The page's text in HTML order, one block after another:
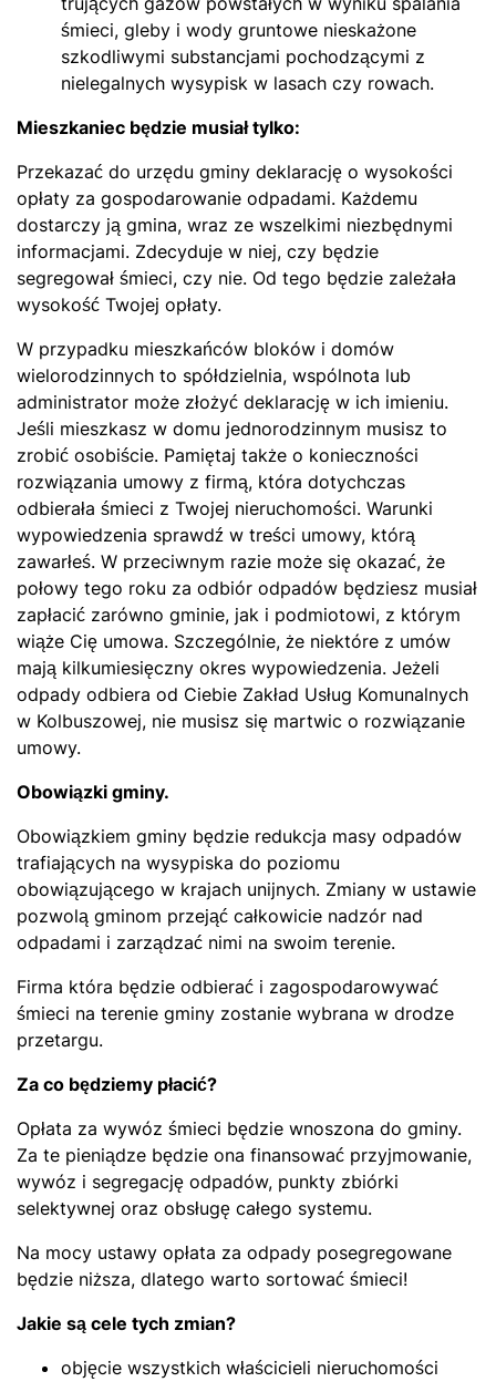
śmieci, gleby i wody gruntowe nieskażone
szkodliwymi substancjami pochodzącymi z
nielegalnych wysypisk w lasach czy rowach.
Mieszkaniec będzie musiał tylko:
Przekazać do urzędu gminy deklarację o wysokości
opłaty za gospodarowanie odpadami. Każdemu
dostarczy ją gmina, wraz ze wszelkimi niezbędnymi
informacjami. Zdecyduje w niej, czy będzie
segregował śmieci, czy nie. Od tego będzie zależała
wysokość Twojej opłaty.
W przypadku mieszkańców bloków i domów
wielorodzinnych to spółdzielnia, wspólnota lub
administrator może złożyć deklarację w ich imieniu.
Jeśli mieszkasz w domu jednorodzinnym musisz to
zrobić osobiście. Pamiętaj także o konieczności
rozwiązania umowy z firmą, która dotychczas
odbierała śmieci z Twojej nieruchomości. Warunki
wypowiedzenia sprawdź w treści umowy, którą
zawarłeś. W przeciwnym razie może się okazać, że
połowy tego roku za odbiór odpadów będziesz musiał
zapłacić zarówno gminie, jak i podmiotowi, z którym
wiąże Cię umowa. Szczególnie, że niektóre z umów
mają kilkumiesięczny okres wypowiedzenia. Jeżeli
odpady odbiera od Ciebie Zakład Usług Komunalnych
w Kolbuszowej, nie musisz się martwic o rozwiązanie
umowy.
Obowiązki gminy.
Obowiązkiem gminy będzie redukcja masy odpadów
trafiających na wysypiska do poziomu
obowiązującego w krajach unijnych. Zmiany w ustawie
pozwolą gminom przejąć całkowicie nadzór nad
odpadami i zarządzać nimi na swoim terenie.
Firma która będzie odbierać i zagospodarowywać
śmieci na terenie gminy zostanie wybrana w drodze
przetargu.
Za co będziemy płacić?
Opłata za wywóz śmieci będzie wnoszona do gminy.
Za te pieniądze będzie ona finansować przyjmowanie,
wywóz i segregację odpadów, punkty zbiórki
selektywnej oraz obsługę całego systemu.
Na mocy ustawy opłata za odpady posegregowane
będzie niższa, dlatego warto sortować śmieci!
Jakie są cele tych zmian?
objęcie wszystkich właścicieli nieruchomości